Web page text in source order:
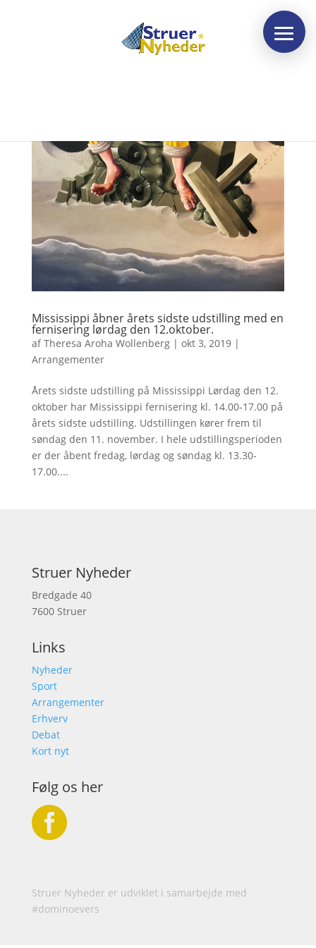
Mississippi åbner årets sidste udstilling med en
fernisering lørdag den 12.oktober.
afTheresa Aroha Wollenberg| okt 3, 2019|
Arrangementer
Årets sidste udstilling på Mississippi Lørdag den 12.
oktober har Mississippi fernisering kl. 14.00-17.00 på
årets sidste udstilling. Udstillingen kører frem til
søndag den 11. november. I hele udstillingsperioden
er der åbent fredag, lørdag og søndag kl. 13.30-
17.00....
Struer Nyheder
Bredgade 40
7600 Struer
Links
Nyheder
Sport
Arrangementer
Erhverv
Debat
Kort nyt
Følg os her

Struer Nyheder er udviklet i samarbejde med
#dominoevers